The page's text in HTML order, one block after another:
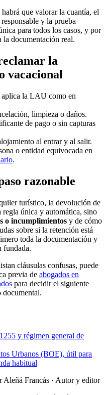
que valorar la cuantía, el
y la prueba
para todos los casos, y por
la documentación real.
la
vacacional
aplica la LAU como en
limpieza o daños.
de pago o sin capturas
al entrar y al salir.
o entidad equivocada en
.
razonable
turístico, la devolución de
regla única y automática, sino
o incumplimientos y de cómo
sobre si la retención está
toda la documentación y
fundada.
cláusulas confusas, puede
previa de abogados en
para decidir el siguiente
documental.
y régimen general de
Urbanos (BOE), útil para
habitual
Aleñá Francás · Autor y editor